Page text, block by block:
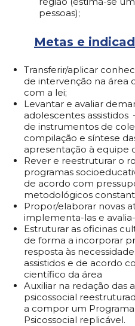
pessoas);
Metas e
Transferir/aplicar
de intervenção na área
com a lei;
Levantar e avaliar
adolescentes assistidos
de instrumentos de
compilação e síntese
apresentação à equipe
Rever e reestruturar o
programas
de acordo com
metodológicos
Propor/elaborar novas
implementa-las e
Estruturar as oficinas
de forma a incorporar
resposta às
assistidos e de acordo
científico da área
Auxiliar na redação das
psicossocial
a compor um
Psicossocial replicável.